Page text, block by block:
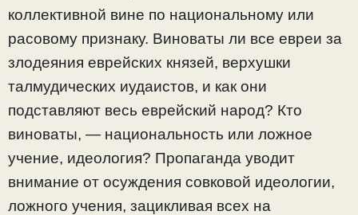
коллективной вине по национальному или
расовому признаку. Виноваты ли все евреи за
злодеяния еврейских князей, верхушки
талмудических иудаистов, и как они
подставляют весь еврейский народ? Кто
виноваты, — национальность или ложное
учение, идеология? Пропаганда уводит
внимание от осуждения совковой идеологии,
ложного учения, зацикливая всех на